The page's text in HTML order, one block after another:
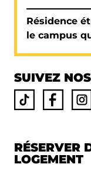
Résidence
le campus
SUIVEZ
RÉSERVER
LOGEMENT